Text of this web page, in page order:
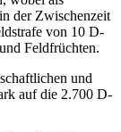
der Zwischenzeit
von 10 D-
Feldfrüchten.
und
auf die 2.700 D-